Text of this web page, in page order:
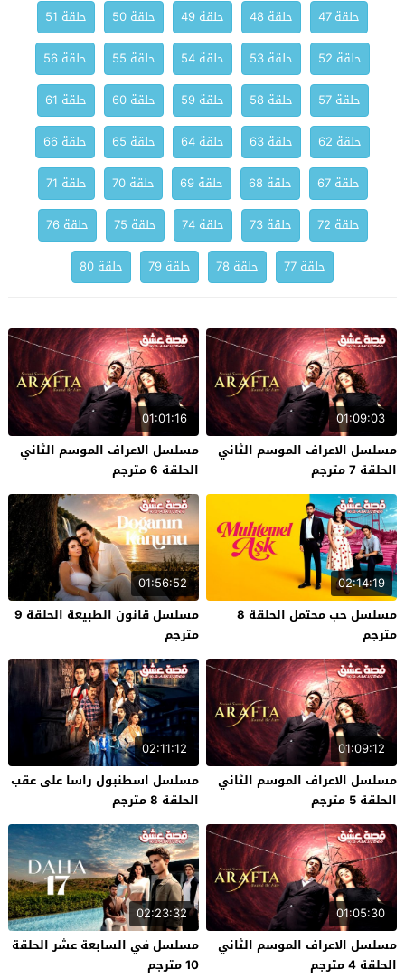
حلقة 47
حلقة 48 حلقة 49 حلقة 50
حلقة 51
حلقة 52
حلقة 53 حلقة 54 حلقة 55
حلقة 56
حلقة 57
حلقة 58 حلقة 59 حلقة 60
حلقة 61
حلقة 62
حلقة 63 حلقة 64 حلقة 65
حلقة 66
حلقة 67
حلقة 68 حلقة 69 حلقة 70
حلقة 71
حلقة 72
حلقة 73 حلقة 74 حلقة 75
حلقة 76
حلقة 77
حلقة 78 حلقة 79 حلقة 80
01:09:03
مسلسل الاعراف الموسم الثاني
الحلقة 7 مترجم
01:01:16
مسلسل الاعراف الموسم الثاني
الحلقة 6 مترجم
02:14:19
مسلسل حب محتمل الحلقة 8
مترجم
01:56:52
مسلسل قانون الطبيعة الحلقة 9
مترجم
01:09:12
مسلسل الاعراف الموسم الثاني
الحلقة 5 مترجم
02:11:12
مسلسل اسطنبول راسا على عقب
الحلقة 8 مترجم
01:05:30
مسلسل الاعراف الموسم الثاني
الحلقة 4 مترجم
02:23:32
مسلسل في السابعة عشر الحلقة
10 مترجم